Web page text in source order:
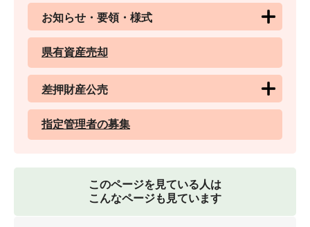
お知らせ・要領・様式
県有資産売却
差押財産公売
指定管理者の募集
このページを見ている人は
こんなページも見ています